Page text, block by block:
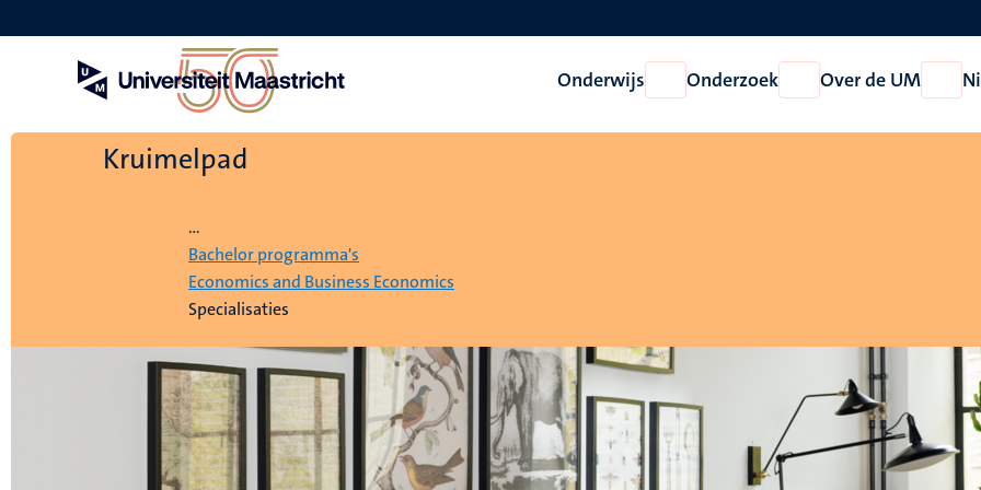
en
Onderwijs
Open
Onderwijs
Onderzoek
Open
Onderzoek
Over de UM
Open
Over
Kruimelpad
...
Bachelor programma's
Economics and Business Economics
Specialisaties